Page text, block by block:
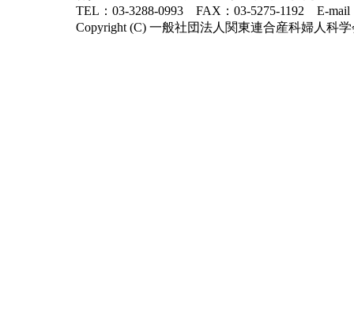
TEL：03-3288-0993 FAX：03-5275-1192 E-mail
Copyright (C) 一般社団法人関東連合産科婦人科